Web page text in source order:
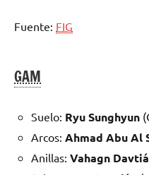
Fuente: FIG
GAM
Suelo: Ryu Sunghyun
Arcos: Ahmad Abu Al
Anillas: Vahagn